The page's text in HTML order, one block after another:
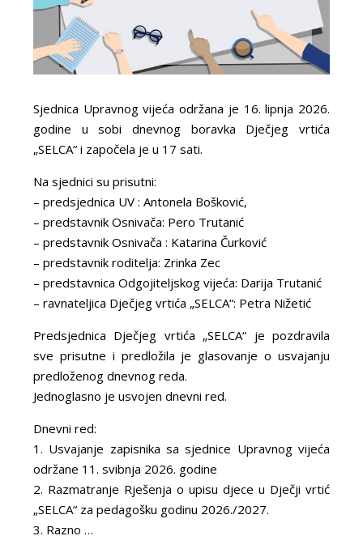
Sjednica Upravnog vijeća održana je 16. lipnja 2026.
godine u sobi dnevnog boravka Dječjeg vrtića
„SELCA“ i započela je u 17 sati.
Na sjednici su prisutni:
– predsjednica UV : Antonela Bošković,
– predstavnik Osnivača: Pero Trutanić
– predstavnik Osnivača : Katarina Čurković
– predstavnik roditelja: Zrinka Zec
– predstavnica Odgojiteljskog vijeća: Darija Trutanić
– ravnateljica Dječjeg vrtića „SELCA“: Petra Nižetić
Predsjednica Dječjeg vrtića „SELCA“ je pozdravila
sve prisutne i predložila je glasovanje o usvajanju
predloženog dnevnog reda.
Jednoglasno je usvojen dnevni red.
Dnevni red:
1. Usvajanje zapisnika sa sjednice Upravnog vijeća
održane 11. svibnja 2026. godine
2. Razmatranje Rješenja o upisu djece u Dječji vrtić
„SELCA“ za pedagošku godinu 2026./2027.
3. Razno …